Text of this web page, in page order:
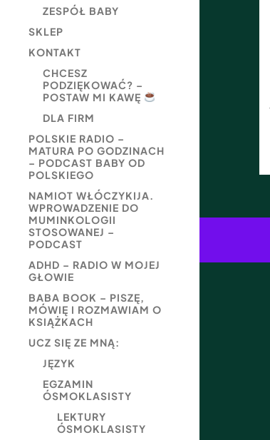
ZESPÓŁ BABY
SKLEP
KONTAKT
CHCESZ
PODZIĘKOWAĆ? –
POSTAW MI KAWĘ
DLA FIRM
POLSKIE RADIO –
MATURA PO GODZINACH
– PODCAST BABY OD
POLSKIEGO
NAMIOT WŁÓCZYKIJA.
WPROWADZENIE DO
MUMINKOLOGII
STOSOWANEJ –
PODCAST
ADHD – RADIO W MOJEJ
GŁOWIE
BABA BOOK – PISZĘ,
MÓWIĘ I ROZMAWIAM O
KSIĄŻKACH
UCZ SIĘ ZE MNĄ:
JĘZYK
EGZAMIN
ÓSMOKLASISTY
LEKTURY
ÓSMOKLASISTY